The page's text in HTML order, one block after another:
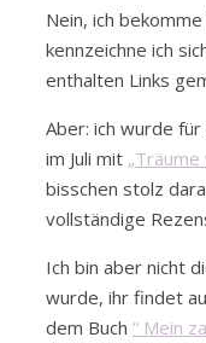
Nein, ich
kennzeichne ich
enthalten Links
Aber: ich wurde
im Juli mit „Träume
bisschen stolz
vollständige
Ich bin aber nicht
wurde, ihr findet
dem Buch “ Mein